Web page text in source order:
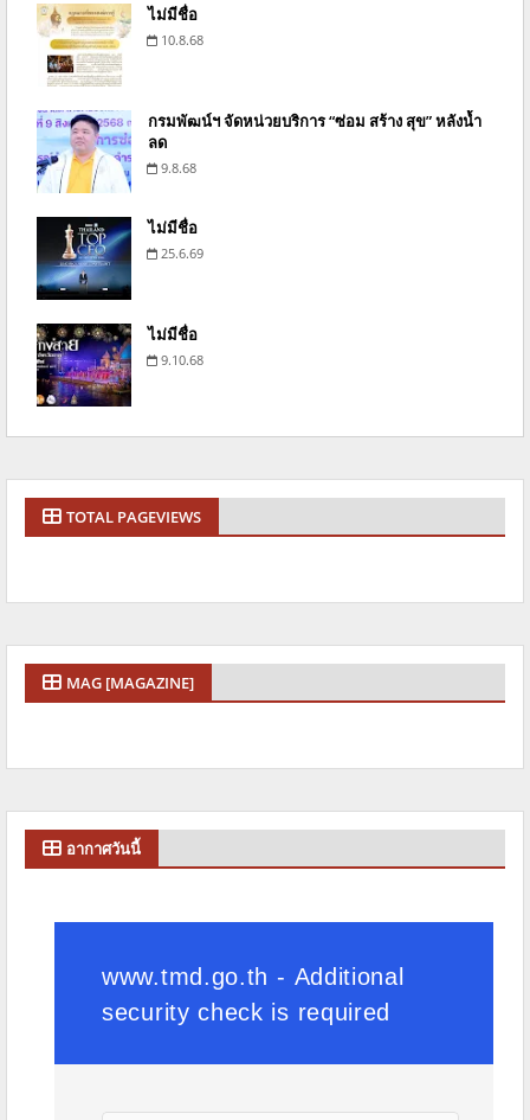
ไม่มีชื่อ
10.8.68
กรมพัฒน์ฯ จัดหน่วยบริการ “ซ่อม สร้าง สุข” หลังน้ำ
ลด
9.8.68
ไม่มีชื่อ
25.6.69
ไม่มีชื่อ
9.10.68
TOTAL PAGEVIEWS
MAG [MAGAZINE]
อากาศวันนี้